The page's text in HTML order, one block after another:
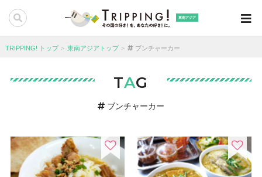
東南アジア
TRIPPING! トップ 東南アジアトップ ブンチャーカー
TAG
ブンチャーカー